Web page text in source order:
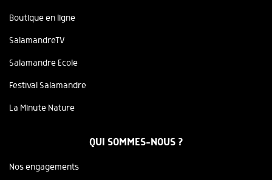
Boutique en ligne
SalamandreTV
Salamandre Ecole
Festival Salamandre
La Minute Nature
QUI SOMMES-NOUS ?
Nos engagements